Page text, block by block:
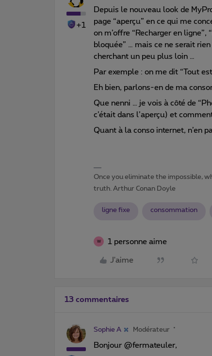
+1
Depuis le nouveau look de
page “aperçu” en ce qui me
on m’offre “Recharger en
bloquée” … mais ce ne serait
cherchant un peu plus loin …
Par exemple : on me dit “Tout
Eh bien, parlons-en de ma
Que nenni … je vois à côté de
c’était dans l’aperçu) et
Quant à la conso internet, n’en
Once you eliminate the impossible,
truth. Arthur Conan Doyle
ligne fixe consommation
W 1 personne aime
J'aime
13 commentaires
Sophie A Modérateur
Bonjour @fermateuler,